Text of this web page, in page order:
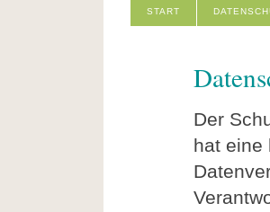
START
Der
hat eine